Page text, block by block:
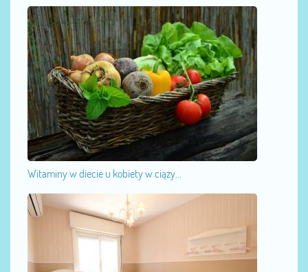
Witaminy w diecie u kobiety w ciąży...